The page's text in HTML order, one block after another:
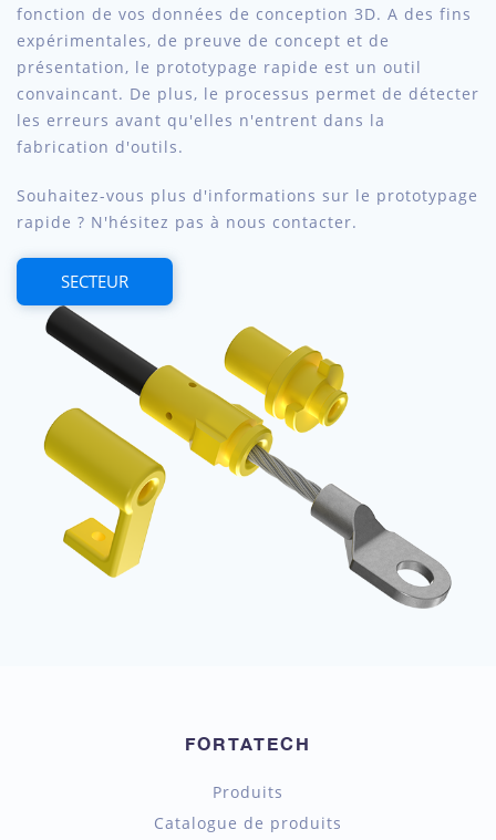
fonction de vos données de conception 3D. A des fins
expérimentales, de preuve de concept et de
présentation, le prototypage rapide est un outil
convaincant. De plus, le processus permet de détecter
les erreurs avant qu'elles n'entrent dans la
fabrication d'outils.
Souhaitez-vous plus d'informations sur le prototypage
rapide ? N'hésitez pas à nous contacter.
SECTEUR
FORTATECH
Produits
Catalogue de produits